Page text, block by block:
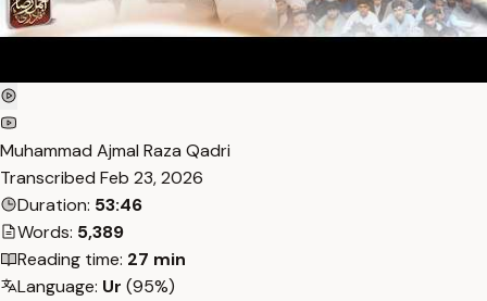
Muhammad Ajmal Raza Qadri
Transcribed Feb 23, 2026
Duration: 53:46
Words: 5,389
Reading time: 27 min
Language: Ur (95%)